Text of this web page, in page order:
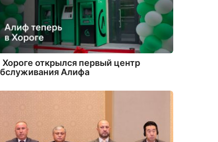
Хороге открылся первый центр
Алифа